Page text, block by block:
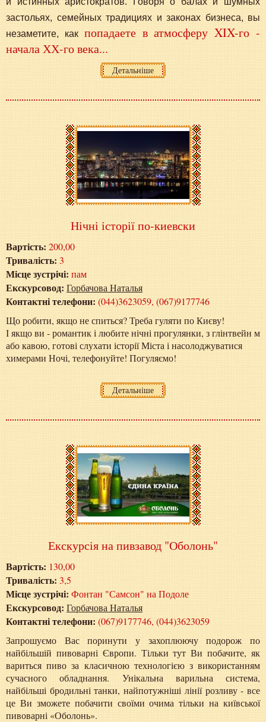
застольях, семейных традициях и законах бизнеса, вы
незаметите, как попадаете в атмосферу XIX-го -
начала ХХ-го века...
Детальніше
Нічні історії по-киевски
Вартість: 200,00
Тривалість: 3
Місце зустрічі: пам
Екскурсовод: Горбачова Наталья
Контактні телефони: (044)3623059, (067)9177746
Що робити, якщо не спиться? Треба гуляти по Києву!
І якщо ви - романтик і любите нічні прогулянки, з глінтвейн м
або кавою, готові слухати історії Міста і насолоджуватися
химерами Ночі, телефонуйте! Погуляємо!
Детальніше
Екскурсія на пивзавод "Оболонь"
Вартість: 130,00
Тривалість: 3,5
Місце зустрічі: Фонтан "Самсон" на Подоле
Екскурсовод: Горбачова Наталья
Контактні телефони: (067)9177746, (044)3623059
Запрошуємо Вас поринути у захоплюючу подорож по
найбільшій пивоварні Європи. Тільки тут Ви побачите, як
вариться пиво за класичною технологією з використанням
сучасного обладнання. Унікальна варильна система,
найбільші бродильні танки, найпотужніші лінії розливу - все
це Ви зможете побачити своїми очима тільки на київської
пивоварні «Оболонь».